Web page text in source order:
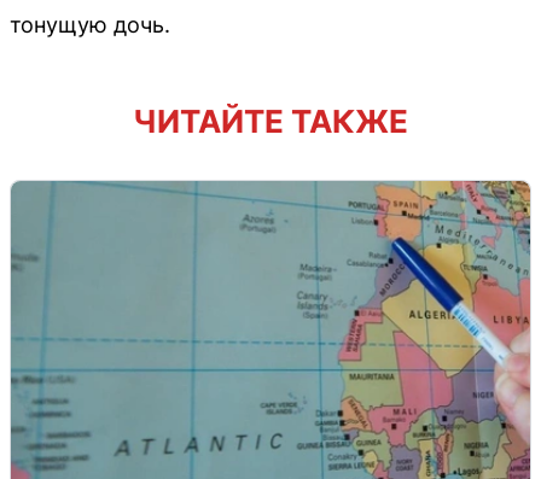
тонущую дочь.
ЧИТАЙТЕ ТАКЖЕ